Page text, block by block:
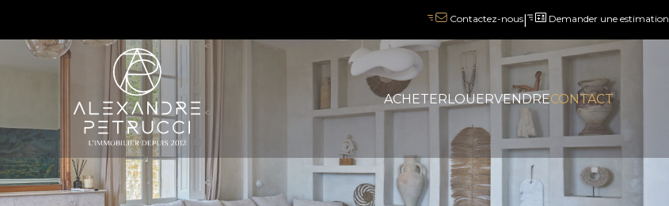
Contactez-nous Demander une estimation
ACHETERLOUERVENDRECONTACT